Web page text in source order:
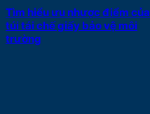
Tìm hiểu ưu nhược điểm của
túi tái chế giấy bảo vệ môi
trường